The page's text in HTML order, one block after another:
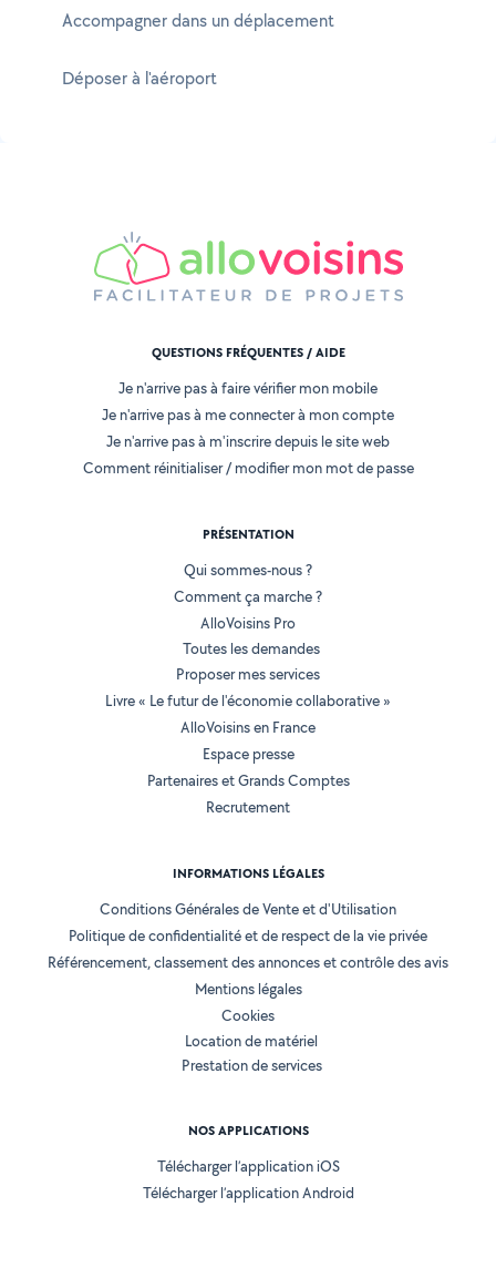
Accompagner dans un déplacement
Déposer à l'aéroport
QUESTIONS FRÉQUENTES / AIDE
Je n'arrive pas à faire vérifier mon mobile
Je n'arrive pas à me connecter à mon compte
Je n'arrive pas à m'inscrire depuis le site web
Comment réinitialiser / modifier mon mot de passe
PRÉSENTATION
Qui sommes-nous ?
Comment ça marche ?
AlloVoisins Pro
Toutes les demandes
Proposer mes services
Livre « Le futur de l'économie collaborative »
AlloVoisins en France
Espace presse
Partenaires et Grands Comptes
Recrutement
INFORMATIONS LÉGALES
Conditions Générales de Vente et d'Utilisation
Politique de confidentialité et de respect de la vie privée
Référencement, classement des annonces et contrôle des avis
Mentions légales
Cookies
Location de matériel
Prestation de services
NOS APPLICATIONS
Télécharger l’application iOS
Télécharger l’application Android